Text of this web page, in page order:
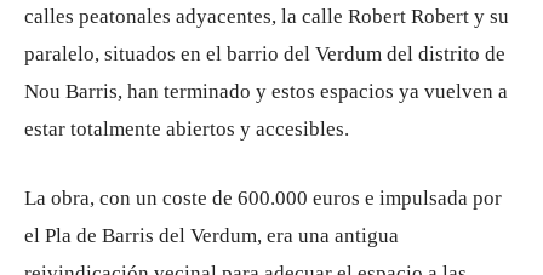
calles peatonales adyacentes, la calle Robert Robert y su
paralelo, situados en el barrio del Verdum del distrito de
Nou Barris, han terminado y estos espacios ya vuelven a
estar totalmente abiertos y accesibles.
La obra, con un coste de 600.000 euros e impulsada por
el Pla de Barris del Verdum, era una antigua